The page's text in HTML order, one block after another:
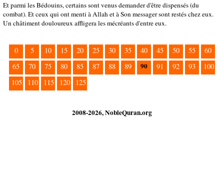
Et parmi les Bédouins, certains sont venus demander d'être dispensés (du
combat). Et ceux qui ont menti à Allah et à Son messager sont restés chez eux.
Un châtiment douloureux affligera les mécréants d'entre eux.
0 5 10 15 20 25 30 35 40 45 50 55
60
65
70 75 80 85 87 88 89 90 91 92 93
100
105
110 115 120 125
2008-2026, NobleQuran.org